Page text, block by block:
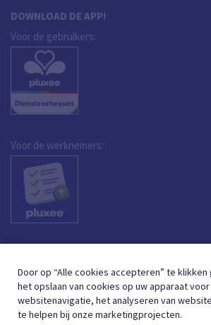
DOWNLOAD DE APP!
Voor de gebruikers:
Voor de werknemers:
Door op “Alle cookies accepteren” te
het opslaan van cookies op uw apparaat
websitenavigatie, het analyseren van
te helpen bij onze marketingprojecten.